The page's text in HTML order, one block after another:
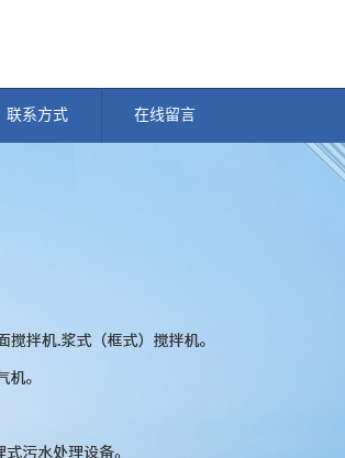
联系方式 在线留言